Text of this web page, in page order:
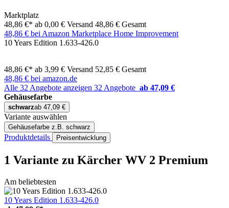
Marktplatz
48,86 €* ab 0,00 € Versand 48,86 € Gesamt
48,86 € bei Amazon Marketplace Home Improvement
10 Years Edition 1.633-426.0
48,86 €* ab 3,99 € Versand 52,85 € Gesamt
48,86 € bei amazon.de
Alle 32 Angebote anzeigen 32 Angebote ab 47,09 €
Gehäusefarbe
schwarzab 47,09 €
Variante auswählen
Gehäusefarbe z.B. schwarz
Produktdetails Preisentwicklung
1 Variante zu Kärcher WV 2 Premium
Am beliebtesten
10 Years Edition 1.633-426.0